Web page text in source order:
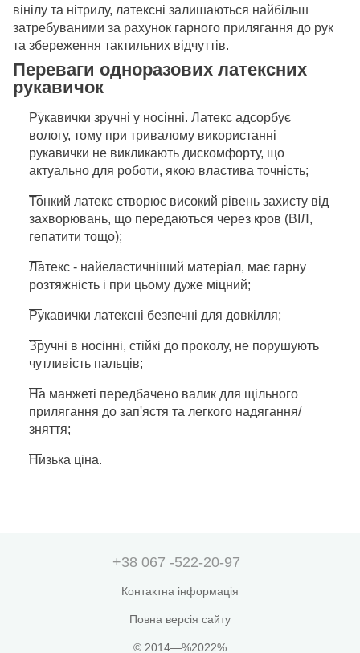
вінілу та нітрилу, латексні залишаються найбільш
затребуваними за рахунок гарного прилягання до рук
та збереження тактильних відчуттів.
Переваги одноразових латексних
рукавичок
Рукавички зручні у носінні. Латекс адсорбує
вологу, тому при тривалому використанні
рукавички не викликають дискомфорту, що
актуально для роботи, якою властива точність;
Тонкий латекс створює високий рівень захисту від
захворювань, що передаються через кров (ВІЛ,
гепатити тощо);
Латекс - найеластичніший матеріал, має гарну
розтяжність і при цьому дуже міцний;
Рукавички латексні безпечні для довкілля;
Зручні в носінні, стійкі до проколу, не порушують
чутливість пальців;
На манжеті передбачено валик для щільного
прилягання до зап'ястя та легкого надягання/
зняття;
Низька ціна.
+38 067 -522-20-97
Контактна інформація
Повна версія сайту
© 2014—%2022%